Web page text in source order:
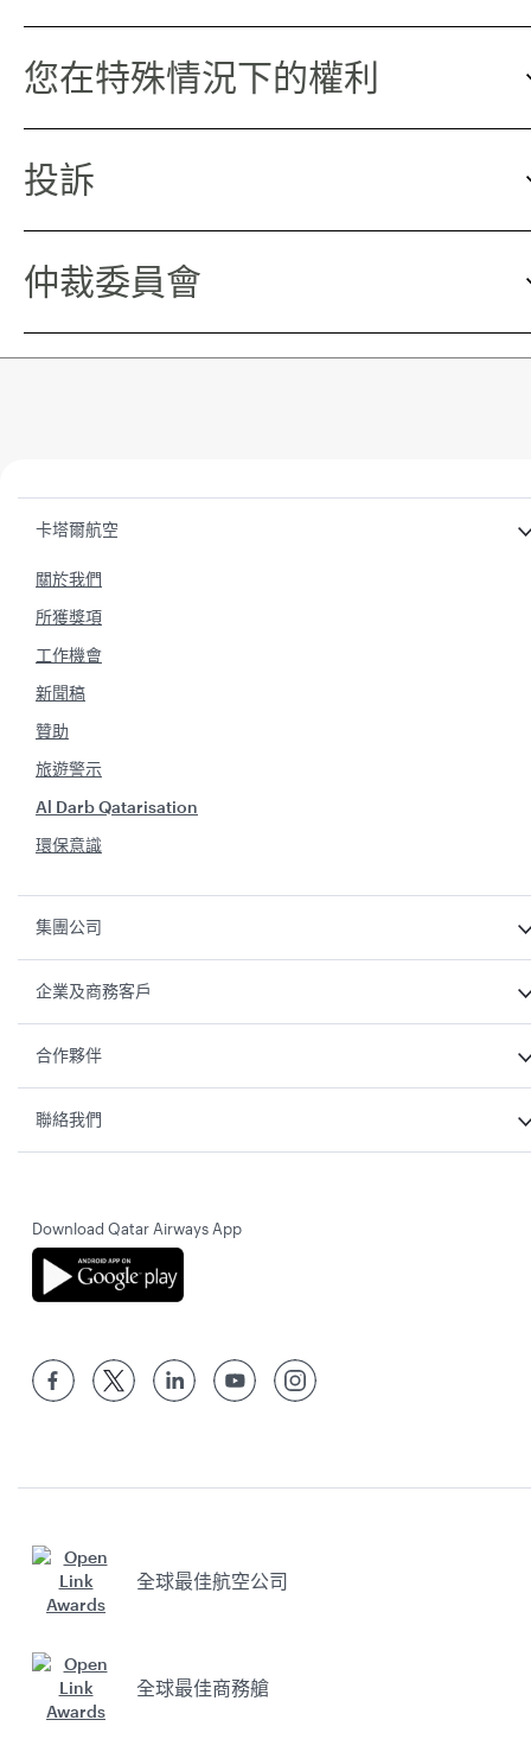
您在特殊情況下的權利
投訴
仲裁委員會
卡塔爾航空
關於我們
所獲獎項
工作機會
新聞稿
贊助
旅遊警示
Al Darb Qatarisation
環保意識
集團公司
企業及商務客戶
合作夥伴
聯絡我們
Download Qatar Airways App
全球最佳航空公司
全球最佳商務艙